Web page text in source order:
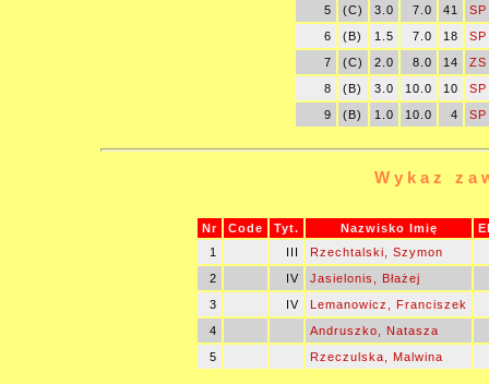
5
(C) 3.0 7.0 41
6
(B) 1.5 7.0 18
7
(C) 2.0 8.0 14
8
(B) 3.0 10.0 10
9
(B) 1.0 10.0 4
Wykaz
Nr Code Tyt. Nazwisko Imię
1
III
Rzechtalski, Szymon
2
IV
Jasielonis, Błażej
3
IV
Lemanowicz, Franciszek
4
Andruszko, Natasza
5
Rzeczulska, Malwina